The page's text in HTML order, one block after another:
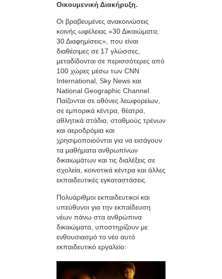
Οικουμενική Διακήρυξη.
Οι βραβευμένες ανακοινώσεις
κοινής ωφέλειας «30 Δικαιώματα,
30 Διαφημίσεις», που είναι
διαθέσιμες σε 17 γλώσσες,
μεταδίδονται σε περισσότερες από
100 χώρες μέσω των CNN
International, Sky News και
National Geographic Channel.
Παίζονται σε οθόνες λεωφορείων,
σε εμπορικά κέντρα, θέατρα,
αθλητικά στάδια, σταθμούς τρένων
και αεροδρόμια και
χρησιμοποιούνται για να εισάγουν
τα μαθήματα ανθρωπίνων
δικαιωμάτων και τις διαλέξεις σε
σχολεία, κοινοτικά κέντρα και άλλες
εκπαιδευτικές εγκαταστάσεις.
Πολυάριθμοι εκπαιδευτικοί και
υπεύθυνοι για την εκπαίδευση
νέων πάνω στα ανθρώπινα
δικαιώματα, υποστηρίζουν με
ενθουσιασμό το νέο αυτό
εκπαιδευτικό εργαλείο: